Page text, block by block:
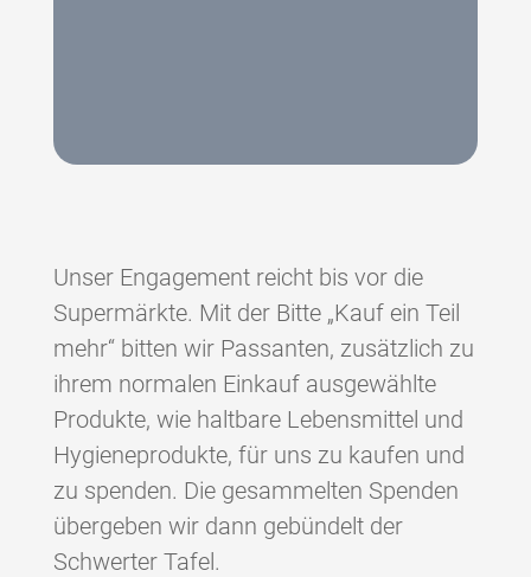
Unser Engagement reicht bis vor die
Supermärkte. Mit der Bitte „Kauf ein Teil
mehr“ bitten wir Passanten, zusätzlich zu
ihrem normalen Einkauf ausgewählte
Produkte, wie haltbare Lebensmittel und
Hygieneprodukte, für uns zu kaufen und
zu spenden. Die gesammelten Spenden
übergeben wir dann gebündelt der
Schwerter Tafel.